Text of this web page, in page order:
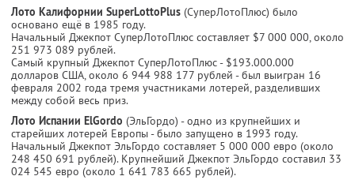
Лото Калифорнии SuperLottoPlus (СуперЛотоПлюс) было
основано ещё в 1985 году.
Начальный Джекпот СуперЛотоПлюс составляет $7 000 000, около
251 973 089 рублей.
Самый крупный Джекпот СуперЛотоПлюс - $193.000.000
долларов США, около 6 944 988 177 рублей - был выигран 16
февраля 2002 года тремя участниками лотерей, разделивших
между собой весь приз.
Лото Испании ElGordo (ЭльГордо) - одно из крупнейших и
старейших лотерей Европы - было запущено в 1993 году.
Начальный Джекпот ЭльГордо составляет 5 000 000 евро (около
248 450 691 рублей). Крупнейший Джекпот ЭльГордо составил 33
024 545 евро (около 1 641 783 665 рублей).